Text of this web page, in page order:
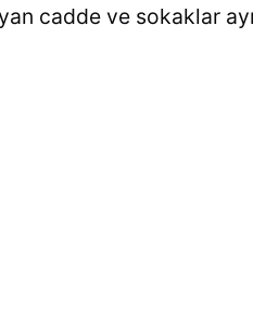
cadde ve sokaklar